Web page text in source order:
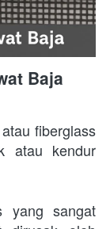
Baja
fiberglass
atau kendur
yang sangat